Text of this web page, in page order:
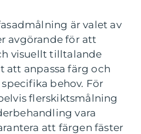
är valet av
avgörande för att
visuellt tilltalande
att anpassa färg och
behov. För
flerskiktsmålning
vara
att färgen fäster